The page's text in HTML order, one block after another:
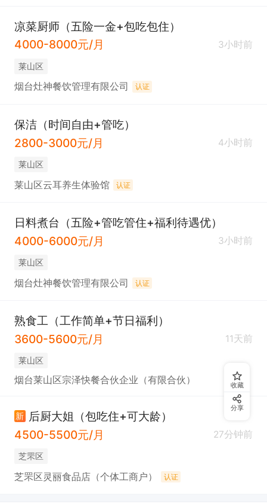
凉菜厨师（五险一金+包吃包住）
4000-8000元/月
3小时前
莱山区
烟台灶神餐饮管理有限公司 认证
保洁（时间自由+管吃）
2800-3000元/月
4小时前
莱山区
莱山区云耳养生体验馆 认证
日料煮台（五险+管吃管住+福利待遇优）
4000-6000元/月
3小时前
莱山区
烟台灶神餐饮管理有限公司 认证
熟食工（工作简单+节日福利）
3600-5600元/月
11天前
莱山区
烟台莱山区宗泽快餐合伙企业（有限合伙）
新 后厨大姐（包吃住+可大龄）
4500-5500元/月
27分钟前
芝罘区
芝罘区灵丽食品店（个体工商户） 认证
收藏
分享